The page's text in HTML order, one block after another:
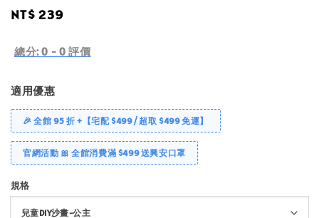
Regular
NT$ 239
總分:0 - 0 評價
適用優惠
🎉 全館 95 折 +【宅配 $499 / 超取 $499 免運】
官網活動 🎀 全館消費滿 $499 送興安口罩
規格